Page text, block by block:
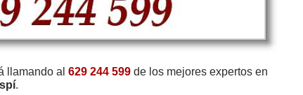
llamando al 629 244 599 de los mejores expertos en
.